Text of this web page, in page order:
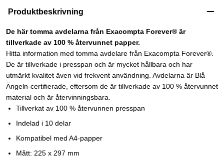
Produktbeskrivning
De här tomma avdelarna från Exacompta Forever® är
tillverkade av 100 % återvunnet papper.
Hitta information med tomma avdelare från Exacompta Forever®.
De är tillverkade i presspan och är mycket hållbara och har
utmärkt kvalitet även vid frekvent användning. Avdelarna är Blå
Ängeln-certifierade, eftersom de är tillverkade av 100 % återvunnet
material och är återvinningsbara.
Tillverkat av 100 % återvunnen presspan
Indelad i 10 delar
Kompatibel med A4-papper
Mått: 225 x 297 mm